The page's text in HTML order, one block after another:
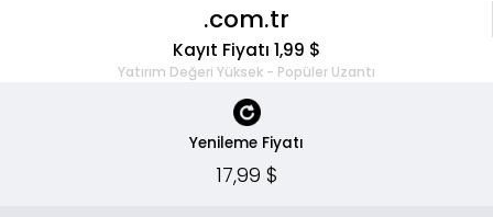
.com.tr
Kayıt Fiyatı 1,99 $
Yatırım Değeri Yüksek - Popüler Uzantı
Yenileme Fiyatı
17,99 $